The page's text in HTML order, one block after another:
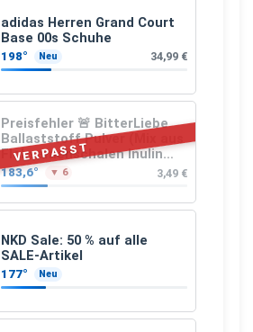
adidas Herren Grand Court
Base 00s Schuhe
198° Neu 34,99 €
VERPASST
Preisfehler 🚨 BitterLiebe
Ballaststoff Pulver (Mix aus
Flohsamenschalen Inulin
(Präbiotika) Leinsamen &
Apfelfaser)
183,6° ▼ 6 3,49 €
NKD Sale: 50 % auf alle
SALE-Artikel
177° Neu